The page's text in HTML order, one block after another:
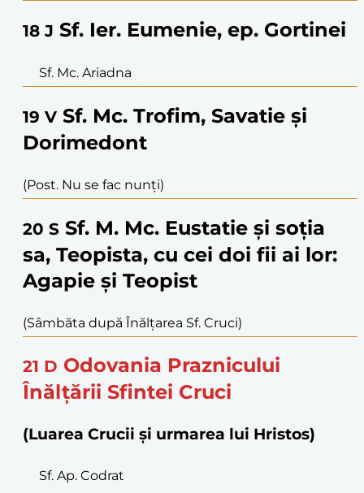
18 J Sf. Ier. Eumenie, ep. Gortinei
Sf. Mc. Ariadna
19 V Sf. Mc. Trofim, Savatie și
Dorimedont
(Post. Nu se fac nunți)
20 S Sf. M. Mc. Eustatie și soția
sa, Teopista, cu cei doi fii ai lor:
Agapie și Teopist
(Sâmbăta după Înălțarea Sf. Cruci)
21 D Odovania Praznicului
Înălțării Sfintei Cruci
(Luarea Crucii și urmarea lui Hristos)
Sf. Ap. Codrat